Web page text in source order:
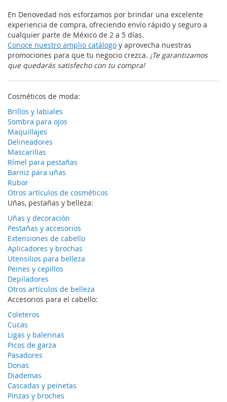
En Denovedad nos esforzamos por brindar una excelente
experiencia de compra, ofreciendo envío rápido y seguro a
cualquier parte de México de 2 a 5 días.
Conoce nuestro amplio catálogo y aprovecha nuestras
promociones para que tu negocio crezca. ¡Te garantizamos
que quedarás satisfecho con tu compra!
Cosméticos de moda:
Brillos y labiales
Sombra para ojos
Maquillajes
Delineadores
Mascarillas
Rímel para pestañas
Barniz para uñas
Rubor
Otros artículos de cosméticos
Uñas, pestañas y belleza:
Uñas y decoración
Pestañas y accesorios
Extensiones de cabello
Aplicadores y brochas
Utensilios para belleza
Peines y cepillos
Depiladores
Otros artículos de belleza
Accesorios para el cabello:
Coleteros
Cucas
Ligas y balerinas
Picos de garza
Pasadores
Donas
Diademas
Cascadas y peinetas
Pinzas y broches